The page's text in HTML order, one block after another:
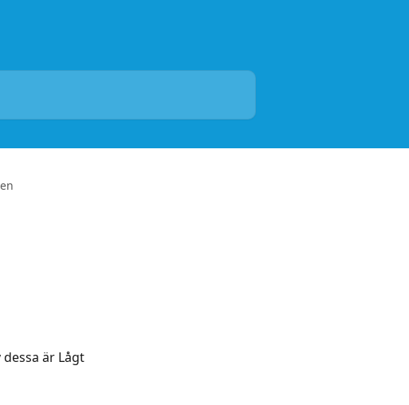
är Lågt